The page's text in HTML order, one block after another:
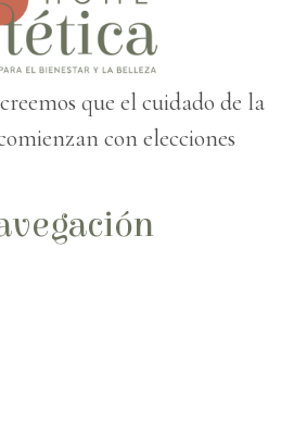
que el cuidado de la
con elecciones